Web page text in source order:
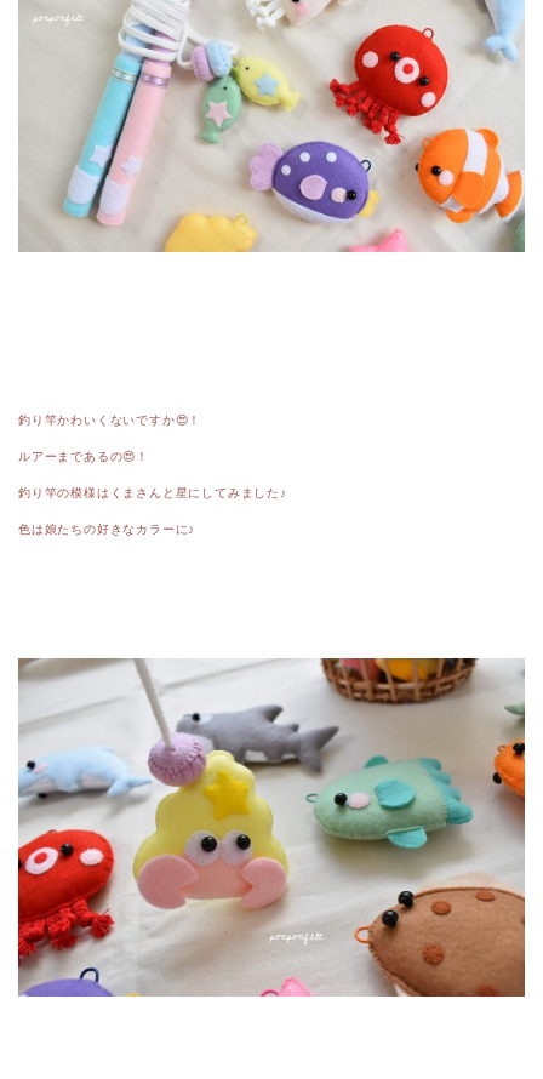
釣り竿かわいくないですか😍！
ルアーまであるの😍！
釣り竿の模様はくまさんと星にしてみました♪
色は娘たちの好きなカラーに♪